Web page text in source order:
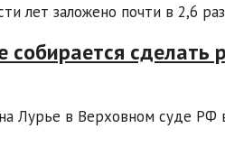
лет заложено почти в 2,6
сделать
Лурье в Верховном суде РФ